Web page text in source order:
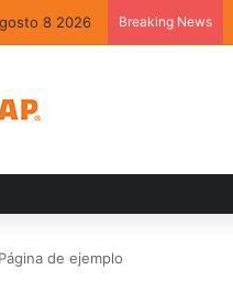
8 2026 Breaking News
Página de ejemplo